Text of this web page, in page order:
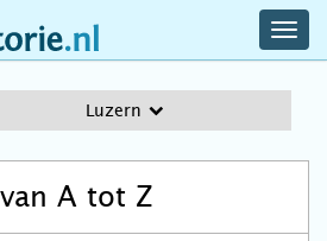
Luzern
van A tot Z